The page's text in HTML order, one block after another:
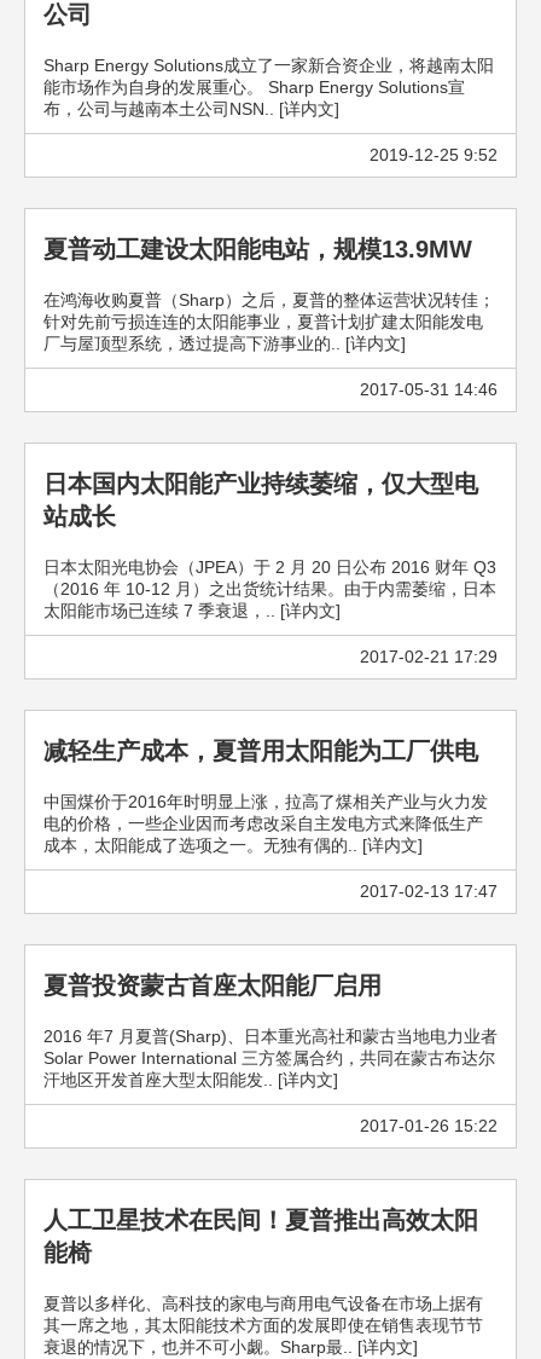
公司
Sharp Energy Solutions成立了一家新合资企业，将越南太阳
能市场作为自身的发展重心。 Sharp Energy Solutions宣
布，公司与越南本土公司NSN.. [详内文]
2019-12-25 9:52
夏普动工建设太阳能电站，规模13.9MW
在鸿海收购夏普（Sharp）之后，夏普的整体运营状况转佳；
针对先前亏损连连的太阳能事业，夏普计划扩建太阳能发电
厂与屋顶型系统，透过提高下游事业的.. [详内文]
2017-05-31 14:46
日本国内太阳能产业持续萎缩，仅大型电
站成长
日本太阳光电协会（JPEA）于 2 月 20 日公布 2016 财年 Q3
（2016 年 10-12 月）之出货统计结果。由于内需萎缩，日本
太阳能市场已连续 7 季衰退，.. [详内文]
2017-02-21 17:29
减轻生产成本，夏普用太阳能为工厂供电
中国煤价于2016年时明显上涨，拉高了煤相关产业与火力发
电的价格，一些企业因而考虑改采自主发电方式来降低生产
成本，太阳能成了选项之一。无独有偶的.. [详内文]
2017-02-13 17:47
夏普投资蒙古首座太阳能厂启用
2016 年7 月夏普(Sharp)、日本重光高社和蒙古当地电力业者
Solar Power International 三方签属合约，共同在蒙古布达尔
汗地区开发首座大型太阳能发.. [详内文]
2017-01-26 15:22
人工卫星技术在民间！夏普推出高效太阳
能椅
夏普以多样化、高科技的家电与商用电气设备在市场上据有
其一席之地，其太阳能技术方面的发展即使在销售表现节节
衰退的情况下，也并不可小觑。Sharp最.. [详内文]